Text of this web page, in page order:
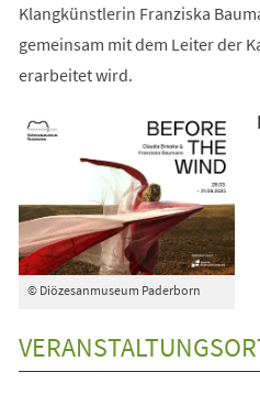
Klangkünstlerin Franziska
gemeinsam mit dem Leiter der
erarbeitet wird.
© Diözesanmuseum Paderborn